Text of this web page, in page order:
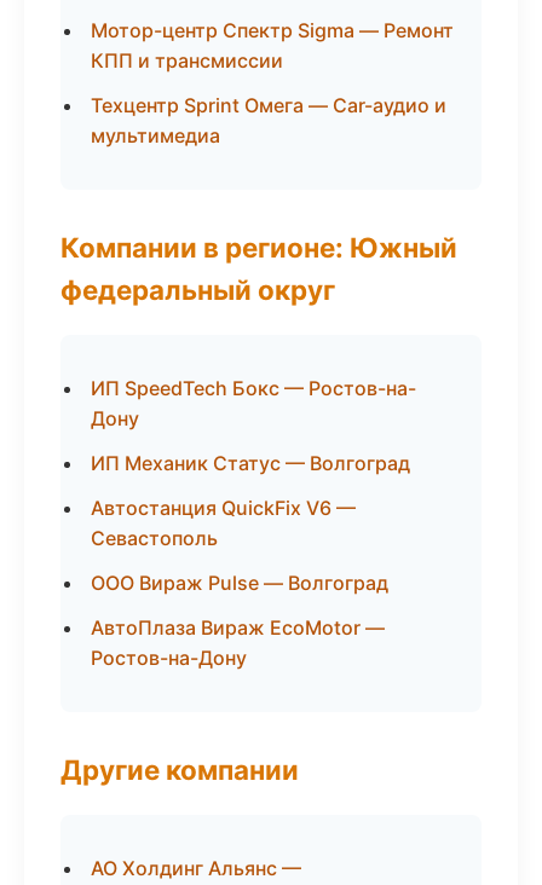
Мотор-центр Спектр Sigma — Ремонт
КПП и трансмиссии
Техцентр Sprint Омега — Car-аудио и
мультимедиа
Компании в регионе: Южный
федеральный округ
ИП SpeedTech Бокс — Ростов-на-
Дону
ИП Механик Статус — Волгоград
Автостанция QuickFix V6 —
Севастополь
ООО Вираж Pulse — Волгоград
АвтоПлаза Вираж EcoMotor —
Ростов-на-Дону
Другие компании
АО Холдинг Альянс —